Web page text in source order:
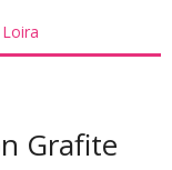
Grafite